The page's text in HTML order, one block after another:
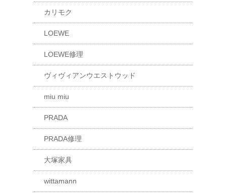
カリモク
LOEWE
LOEWE修理
ヴィヴィアンウエストウッド
miu miu
PRADA
PRADA修理
大塚家具
wittamann